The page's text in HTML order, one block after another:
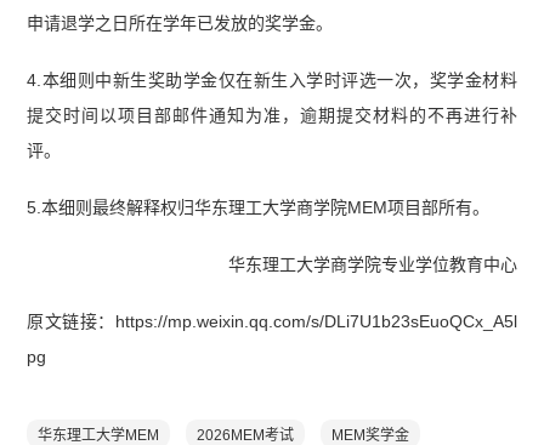
申请退学之日所在学年已发放的奖学金。
4.本细则中新生奖助学金仅在新生入学时评选一次，奖学金材料
提交时间以项目部邮件通知为准，逾期提交材料的不再进行补
评。
5.本细则最终解释权归华东理工大学商学院MEM项目部所有。
华东理工大学商学院专业学位教育中心
原文链接：https://mp.weixin.qq.com/s/DLi7U1b23sEuoQCx_A5l
pg
华东理工大学MEM 2026MEM考试 MEM奖学金